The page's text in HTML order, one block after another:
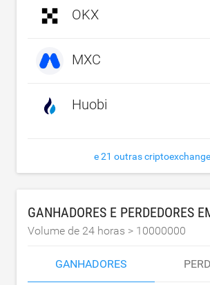
OKX
MXC
Huobi
e 21 outras
GANHADORES E PERDEDORES
Volume de 24 horas > 10000000
GANHADORES